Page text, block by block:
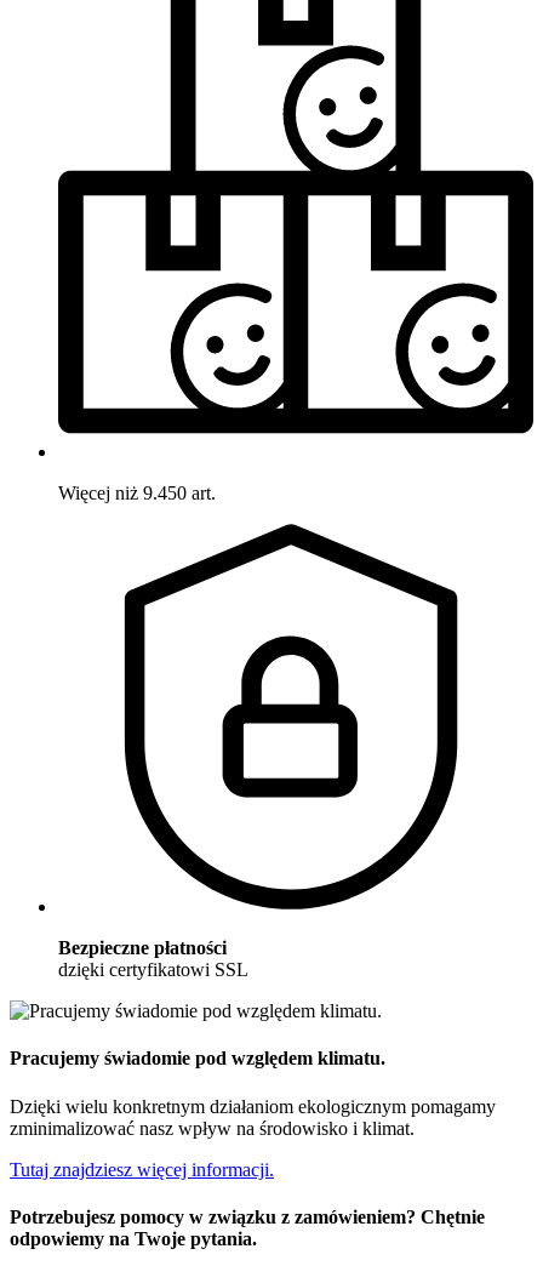
Więcej niż 9.450 art.
Bezpieczne płatności
dzięki certyfikatowi SSL
Pracujemy świadomie pod względem klimatu.
Dzięki wielu konkretnym działaniom ekologicznym pomagamy
zminimalizować nasz wpływ na środowisko i klimat.
Tutaj znajdziesz więcej informacji.
Potrzebujesz pomocy w związku z zamówieniem? Chętnie
odpowiemy na Twoje pytania.